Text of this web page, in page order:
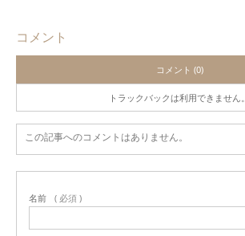
コメント
コメント (0)
トラックバックは利用できません。
この記事へのコメントはありません。
名前 ( 必須 )